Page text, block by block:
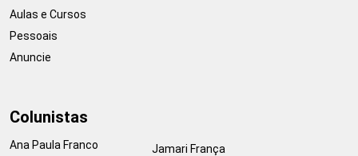
Aulas e Cursos
Pessoais
Anuncie
Colunistas
Ana Paula Franco
Jamari França